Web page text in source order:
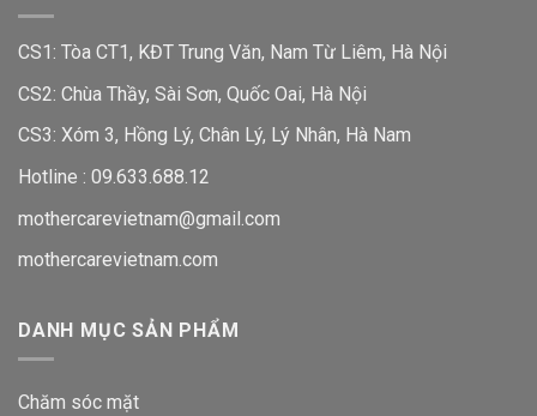
CS1: Tòa CT1, KĐT Trung Văn, Nam Từ Liêm, Hà Nội
CS2: Chùa Thầy, Sài Sơn, Quốc Oai, Hà Nội
CS3: Xóm 3, Hồng Lý, Chân Lý, Lý Nhân, Hà Nam
Hotline : 09.633.688.12
mothercarevietnam@gmail.com
mothercarevietnam.com
DANH MỤC SẢN PHẨM
Chăm sóc mặt